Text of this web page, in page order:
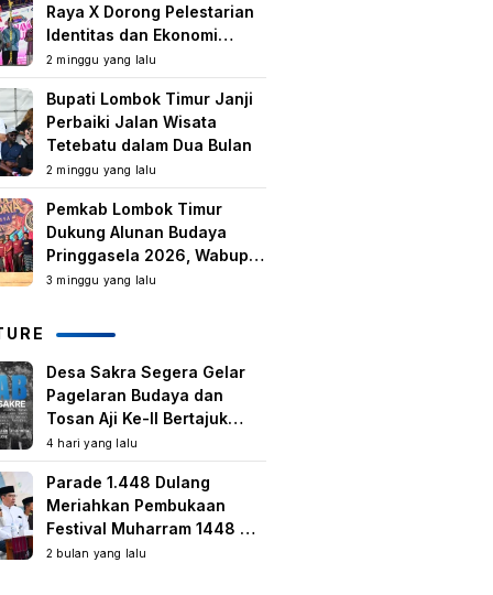
Raya X Dorong Pelestarian
Identitas dan Ekonomi
Masyarakat
2 minggu yang lalu
Bupati Lombok Timur Janji
Perbaiki Jalan Wisata
Tetebatu dalam Dua Bulan
2 minggu yang lalu
Pemkab Lombok Timur
Dukung Alunan Budaya
Pringgasela 2026, Wabup:
Kegiatan Berbasis
3 minggu yang lalu
Desa Sakra Segera Gelar
Pagelaran Budaya dan
Tosan Aji Ke-II Bertajuk
Samuhita Sakre
4 hari yang lalu
Parade 1.448 Dulang
Meriahkan Pembukaan
Festival Muharram 1448 H
di Lombok Timur
2 bulan yang lalu